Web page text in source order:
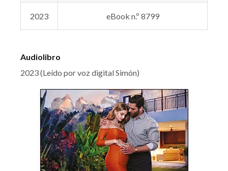
2023 eBook n.º 8799
Audiolibro
2023 (Leído por voz digital Simón)